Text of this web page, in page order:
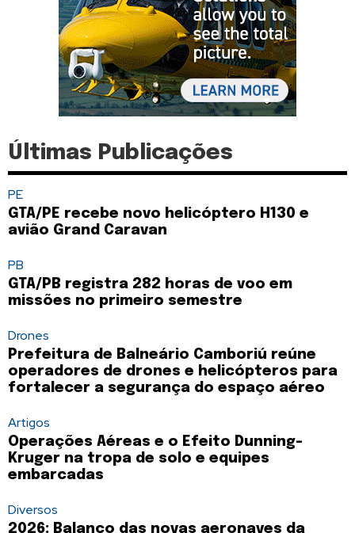
Últimas Publicações
PE
GTA/PE recebe novo helicóptero H130 e
avião Grand Caravan
PB
GTA/PB registra 282 horas de voo em
missões no primeiro semestre
Drones
Prefeitura de Balneário Camboriú reúne
operadores de drones e helicópteros para
fortalecer a segurança do espaço aéreo
Artigos
Operações Aéreas e o Efeito Dunning-
Kruger na tropa de solo e equipes
embarcadas
Diversos
2026: Balanço das novas aeronaves da